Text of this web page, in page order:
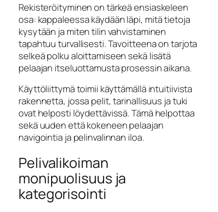
Rekisteröityminen on tärkeä ensiaskeleen
osa: kappaleessa käydään läpi, mitä tietoja
kysytään ja miten tilin vahvistaminen
tapahtuu turvallisesti. Tavoitteena on tarjota
selkeä polku aloittamiseen sekä lisätä
pelaajan itseluottamusta prosessin aikana.
Käyttöliittymä toimii käyttämällä intuitiivista
rakennetta, jossa pelit, tarinallisuus ja tuki
ovat helposti löydettävissä. Tämä helpottaa
sekä uuden että kokeneen pelaajan
navigointia ja pelinvalinnan iloa.
Pelivalikoiman
monipuolisuus ja
kategorisointi